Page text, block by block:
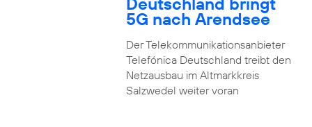
5G nach Arendsee
Der Telekommunikationsanbieter
Telefónica Deutschland treibt den
Netzausbau im Altmarkkreis
Salzwedel weiter voran